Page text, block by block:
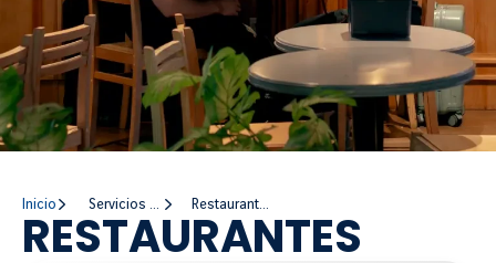
Inicio Servicios y Establecimientos Restaurantes
RESTAURANTES